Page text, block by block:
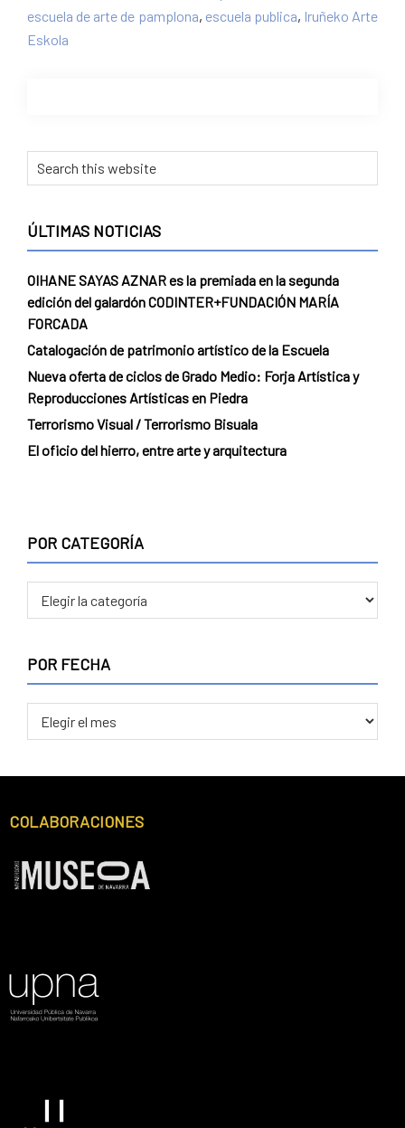
escuela de arte de pamplona, escuela publica, Iruñeko Arte
Eskola
ÚLTIMAS NOTICIAS
OIHANE SAYAS AZNAR es la premiada en la segunda
edición del galardón CODINTER+FUNDACIÓN MARÍA
FORCADA
Catalogación de patrimonio artístico de la Escuela
Nueva oferta de ciclos de Grado Medio: Forja Artística y
Reproducciones Artísticas en Piedra
Terrorismo Visual / Terrorismo Bisuala
El oficio del hierro, entre arte y arquitectura
POR CATEGORÍA
POR FECHA
COLABORACIONES